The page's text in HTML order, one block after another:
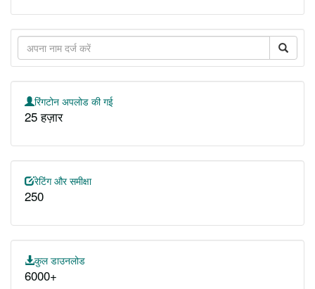
रिंगटोन अपलोड की गई
25 हज़ार
रेटिंग और समीक्षा
250
कुल डाउनलोड
6000+